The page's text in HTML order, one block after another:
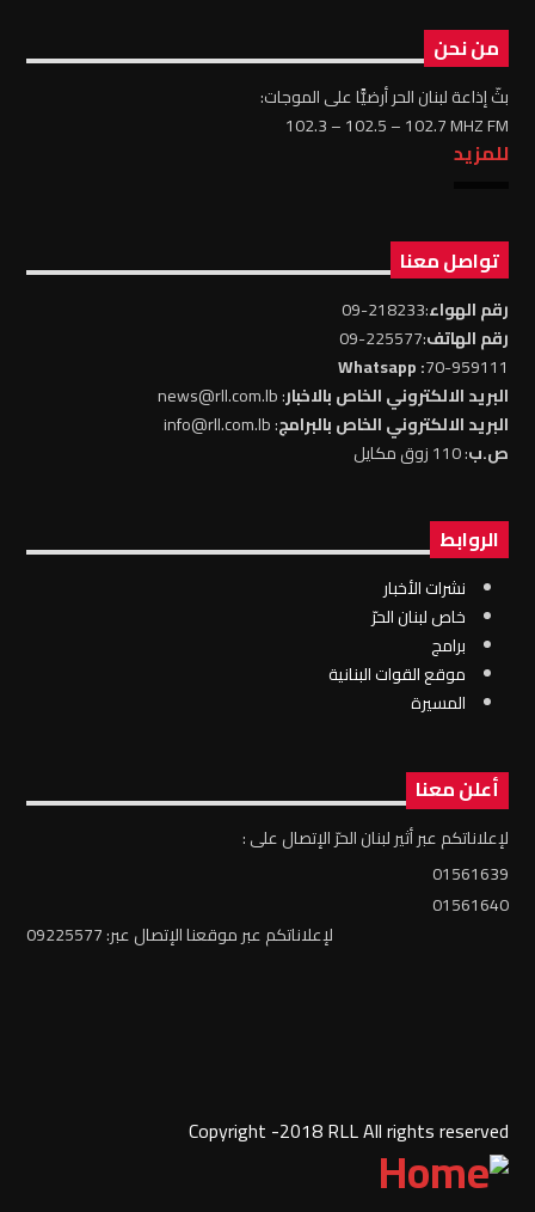
من نحن
بثّ إذاعة لبنان الحر أرضيًّا على الموجات:
102.3 – 102.5 – 102.7 MHZ FM
للمزيد
تواصل معنا
رقم الهواء:218233-09
رقم الهاتف:225577-09
70-959111
: Whatsapp
البريد الالكتروني الخاص بالاخبار: news@rll.com.lb
البريد الالكتروني الخاص بالبرامج: info@rll.com.lb
ص.ب: 110 زوق مكايل
الروابط
نشرات الأخبار
خاص لبنان الحرّ
برامج
موقع القوات البنانية
المسيرة
أعلن معنا
لإعلاناتكم عبر أثير لبنان الحرّ الإتصال على :
01561639
01561640
لإعلاناتكم عبر موقعنا الإتصال عبر: 09225577
Copyright -2018 RLL All rights reserved